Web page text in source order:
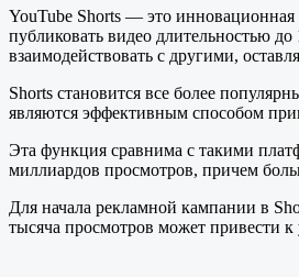
YouTube Shorts — это инновационная
публиковать видео длительностью
взаимодействовать с другими,
Shorts становится все более
являются эффективным способом
Эта функция сравнима с такими
миллиардов просмотров, причем
Для начала рекламной кампании в
тысяча просмотров может привести